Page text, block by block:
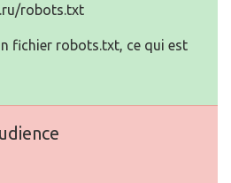
robots.txt
fichier robots.txt, ce qui est